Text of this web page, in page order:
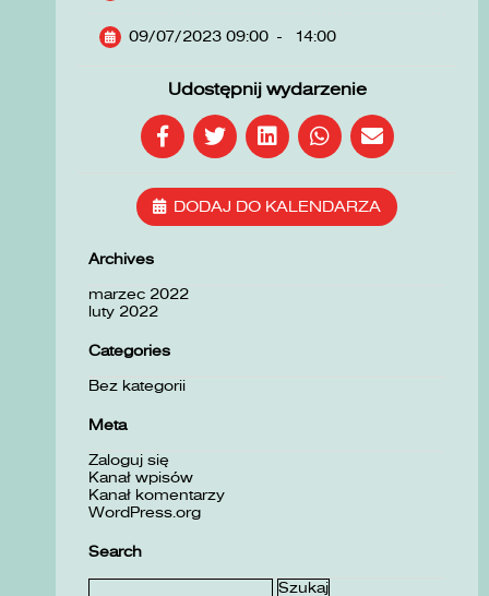
09/07/2023 09:00 - 14:00
Udostępnij wydarzenie
DODAJ DO KALENDARZA
Archives
marzec 2022
luty 2022
Categories
Bez kategorii
Meta
Zaloguj się
Kanał wpisów
Kanał komentarzy
WordPress.org
Search
Szukaj: